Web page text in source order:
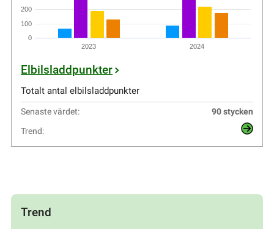
2023 2024
0
100
200
Elbilsladdpunkter
Totalt antal elbilsladdpunkter
Senaste värdet:
90 stycken
Trend:
Trend